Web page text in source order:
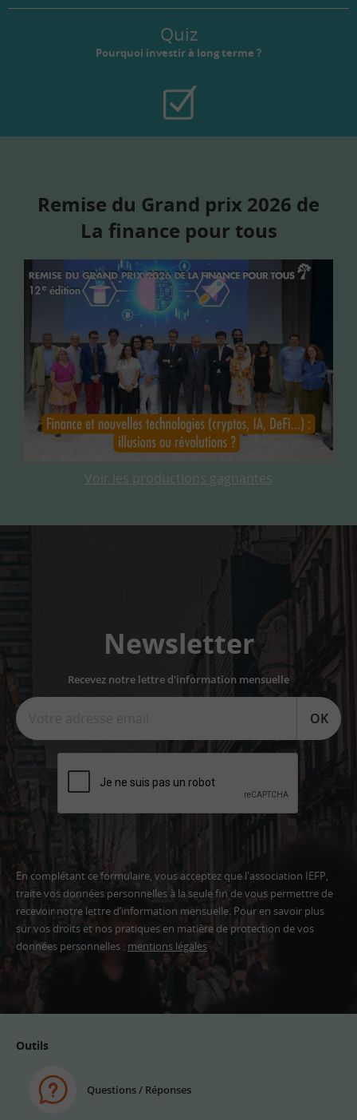
Quiz
Pourquoi investir à long terme ?
Remise du Grand prix 2026 de
La finance pour tous
Voir les productions gagnantes
Newsletter
Recevez notre lettre d'information mensuelle
OK
En complétant ce formulaire, vous acceptez que l'association IEFP,
traite vos données personnelles à la seule fin de vous permettre de
recevoir notre lettre d’information mensuelle. Pour en savoir plus
sur vos droits et nos pratiques en matière de protection de vos
données personnelles : mentions légales
Outils
Questions / Réponses